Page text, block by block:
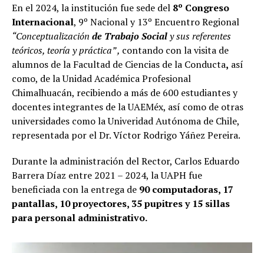
En el 2024, la institución fue sede del 8º Congreso
Internacional, 9º Nacional y 13º Encuentro Regional
“Conceptualización de Trabajo Socialy sus referentes
teóricos, teoría y práctica” , contando con la visita de
alumnos de la Facultad de Ciencias de la Conducta, así
como, de la Unidad Académica Profesional
Chimalhuacán, recibiendo a más de 600 estudiantes y
docentes integrantes de la UAEMéx, así como de otras
universidades como la Univeridad Autónoma de Chile,
representada por el Dr. Víctor Rodrigo Yáñez Pereira.
Durante la administración del Rector, Carlos Eduardo
Barrera Díaz entre 2021 – 2024, la UAPH fue
beneficiada con la entrega de 90 computadoras, 17
pantallas, 10 proyectores, 35 pupitres y 15 sillas
para personal administrativo.